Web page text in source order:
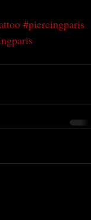
#piercingparis